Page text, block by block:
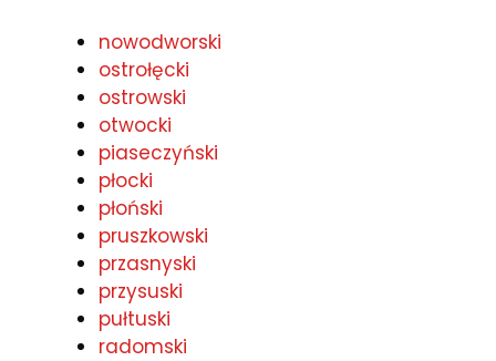
nowodworski
ostrołęcki
ostrowski
otwocki
piaseczyński
płocki
płoński
pruszkowski
przasnyski
przysuski
pułtuski
radomski